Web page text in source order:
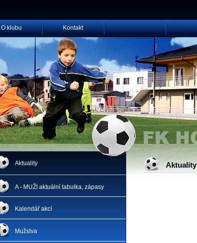
O klubu Kontakt
Aktuality
A - MUŽI aktuální tabulka, zápasy
Kalendář akcí
Mužstva
Aktuality